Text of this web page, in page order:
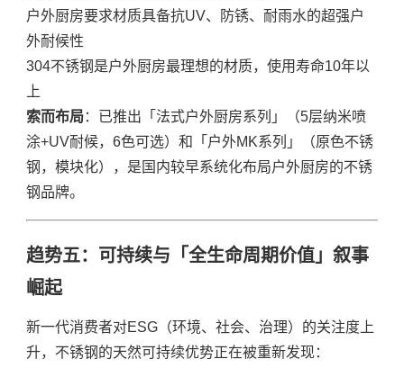
户外厨房要求材质具备抗UV、防锈、耐雨水的超强户
外耐候性
304不锈钢是户外厨房最理想的材质，使用寿命10年以
上
索而布局：已推出「法式户外厨房系列」（5层纳米喷
涂+UV耐候，6色可选）和「户外MK系列」（原色不锈
钢，模块化），是国内较早系统化布局户外厨房的不锈
钢品牌。
趋势五：可持续与「全生命周期价值」叙事
崛起
新一代消费者对ESG（环境、社会、治理）的关注度上
升，不锈钢的天然可持续优势正在被重新发现：